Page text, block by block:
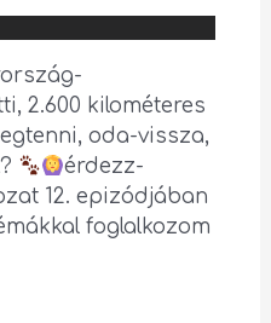
2.600 kilométeres
oda-vissza,
érdezz-
12. epizódjában
foglalkozom